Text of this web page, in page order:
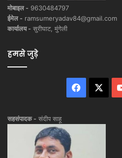
मोबाइल - 9630484797
ईमेल - ramsumeryadav84@gmail.com
कार्यालय - सुरीघाट, मुंगेली
हमसे जुड़े
Facebook
सहसंपादक - संदीप साहू